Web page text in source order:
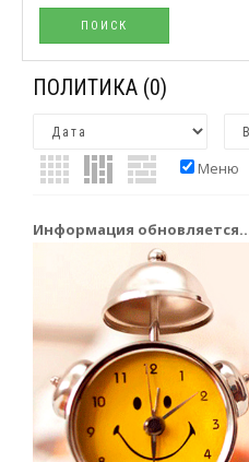
ПОЛИТИКА (0)
Меню
Информация